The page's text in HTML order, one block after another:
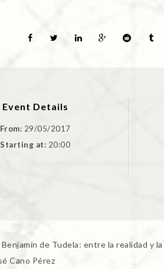
Event Details
From: 29/05/2017
Starting at: 20:00
Benjamín de Tudela: entre la realidad y
Cano Pérez